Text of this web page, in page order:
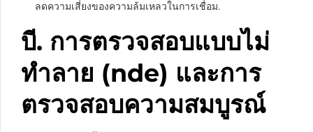
ลดความเสี่ยงของความล้มเหลวในการเชื่อม.
บี. การตรวจสอบแบบไม่
ทำลาย (nde) และการ
ตรวจสอบความสมบูรณ์